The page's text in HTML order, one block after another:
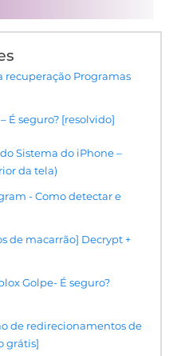
recuperação Programas
É seguro? [resolvido]
Sistema do iPhone –
da tela)
- Como detectar e
de macarrão] Decrypt +
Golpe- É seguro?
de redirecionamentos de
grátis]